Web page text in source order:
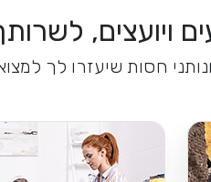
ויועצים,
חסות שיעזרו לך